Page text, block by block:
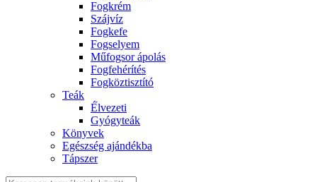
Fogkrém
Szájvíz
Fogkefe
Fogselyem
Műfogsor ápolás
Fogfehérítés
Fogköztisztító
Teák
É́lvezeti
Gyógyteák
Könyvek
Egészség ajándékba
Tápszer